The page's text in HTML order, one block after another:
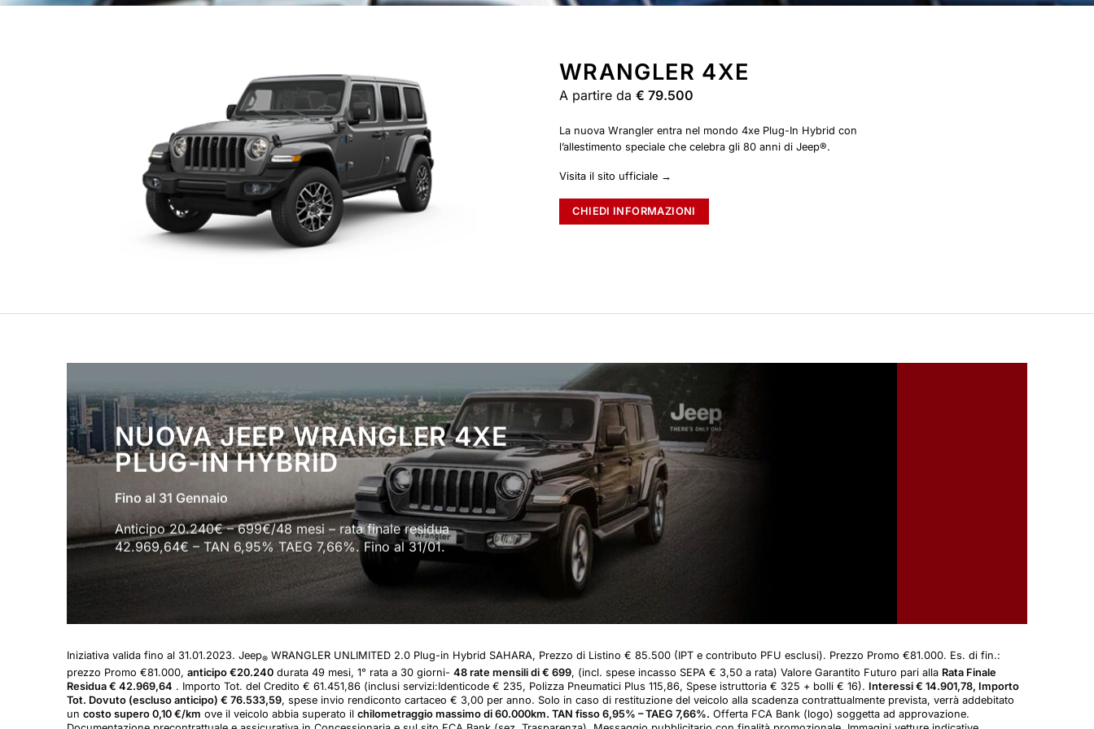
WRANGLER 4XE
A partire da € 79.500
La nuova Wrangler entra nel mondo 4xe Plug-In Hybrid con
l’allestimento speciale che celebra gli 80 anni di Jeep®.
Visita il sito ufficiale →
CHIEDI INFORMAZIONI
NUOVA JEEP WRANGLER 4XE
PLUG-IN HYBRID
Fino al 31 Gennaio
Anticipo 20.240€ – 699€/48 mesi – rata finale residua
42.969,64€ – TAN 6,95% TAEG 7,66%. Fino al 31/01.
Iniziativa valida fino al 31.01.2023. Jeep® WRANGLER UNLIMITED 2.0 Plug-in Hybrid SAHARA, Prezzo di Listino € 85.500 (IPT e contributo PFU esclusi). Prezzo Promo €81.000. Es. di fin.:
prezzo Promo €81.000, anticipo €20.240 durata 49 mesi, 1° rata a 30 giorni- 48 rate mensili di € 699, (incl. spese incasso SEPA € 3,50 a rata) Valore Garantito Futuro pari alla Rata Finale
Residua € 42.969,64 . Importo Tot. del Credito € 61.451,86 (inclusi servizi:Identicode € 235, Polizza Pneumatici Plus 115,86, Spese istruttoria € 325 + bolli € 16). Interessi € 14.901,78, Importo
Tot. Dovuto (escluso anticipo) € 76.533,59, spese invio rendiconto cartaceo € 3,00 per anno. Solo in caso di restituzione del veicolo alla scadenza contrattualmente prevista, verrà addebitato
un costo supero 0,10 €/km ove il veicolo abbia superato il chilometraggio massimo di 60.000km. TAN fisso 6,95% – TAEG 7,66%. Offerta FCA Bank (logo) soggetta ad approvazione.